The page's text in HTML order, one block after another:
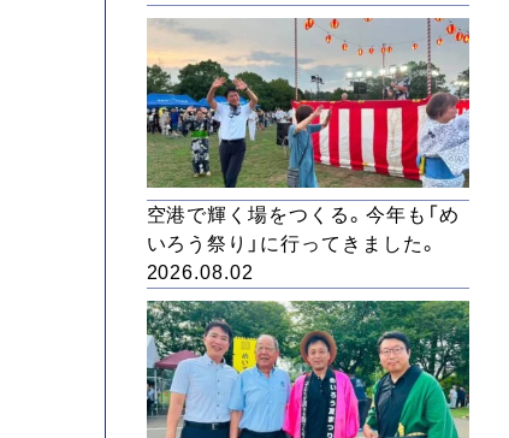
空港で輝く場をつくる。今年も「め
いろう祭り」に行ってきました。
2026.08.02